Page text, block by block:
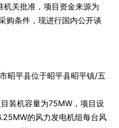
关批准，项目资金来源为
购条件，现进行国内公开谈
昭平县位于昭平县昭平镇/五
装机容量为75MW，项目设
的风力发电机组每台风